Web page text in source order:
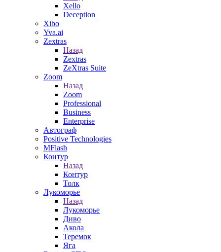
Xello
Deception
Xibo
Yva.ai
Zextras
Назад
Zextras
ZeXtras Suite
Zoom
Назад
Zoom
Professional
Business
Enterprise
Автограф
Positive Technologies
MFlash
Контур
Назад
Контур
Толк
Лукоморье
Назад
Лукоморье
Диво
Акола
Теремок
Яга